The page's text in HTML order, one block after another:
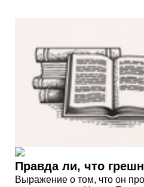
Правда ли, что
Выражение о том, что он